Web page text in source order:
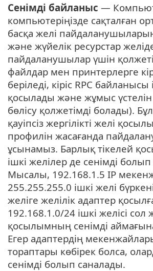
Сенімді байланыс —
компьютеріңізде сақталған
басқа желі
және жүйелік ресурстар
пайдаланушылар үшін
файлдар мен принтерлерге
беріледі, кіріс RPC байланысы
қосылады және жұмыс
бөлісу қолжетімді болады).
қауіпсіз жергілікті желі
профилін жасағанда
ұсынамыз. Барлық тікелей
ішкі желілер де сенімді
Мысалы, 192.168.1.5 IP
255.255.255.0 ішкі желі
желіге желілік адаптер
192.168.1.0/24 ішкі желісі сол
қосылымның сенімді
Егер адаптердің
тораптары көбірек болса,
сенімді болып саналады.